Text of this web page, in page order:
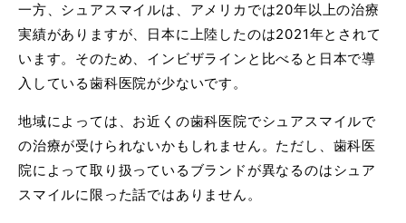
一方、シュアスマイルは、アメリカでは20年以上の治療
実績がありますが、日本に上陸したのは2021年とされて
います。そのため、インビザラインと比べると日本で導
入している歯科医院が少ないです。
地域によっては、お近くの歯科医院でシュアスマイルで
の治療が受けられないかもしれません。ただし、歯科医
院によって取り扱っているブランドが異なるのはシュア
スマイルに限った話ではありません。